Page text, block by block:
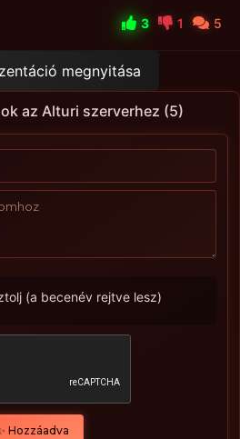
3 1 5
megnyitása
az Alturi szerverhez (5)
(a becenév rejtve lesz)
Hozzáadva